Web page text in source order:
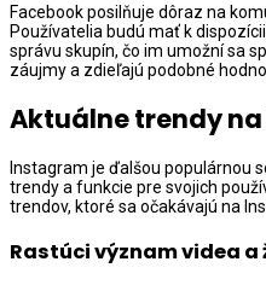
Facebook posilňuje dôraz na
Používatelia budú mať k
správu skupín, čo im umožní sa
záujmy a zdieľajú podobné
Aktuálne trendy
Instagram je ďalšou populárnou
trendy a funkcie pre svojich
trendov, ktoré sa očakávajú na
Rastúci význam videa a